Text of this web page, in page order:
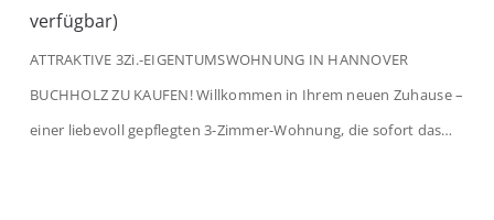
verfügbar)
ATTRAKTIVE 3Zi.-EIGENTUMSWOHNUNG IN HANNOVER
BUCHHOLZ ZU KAUFEN! Willkommen in Ihrem neuen Zuhause –
einer liebevoll gepflegten 3-Zimmer-Wohnung, die sofort das